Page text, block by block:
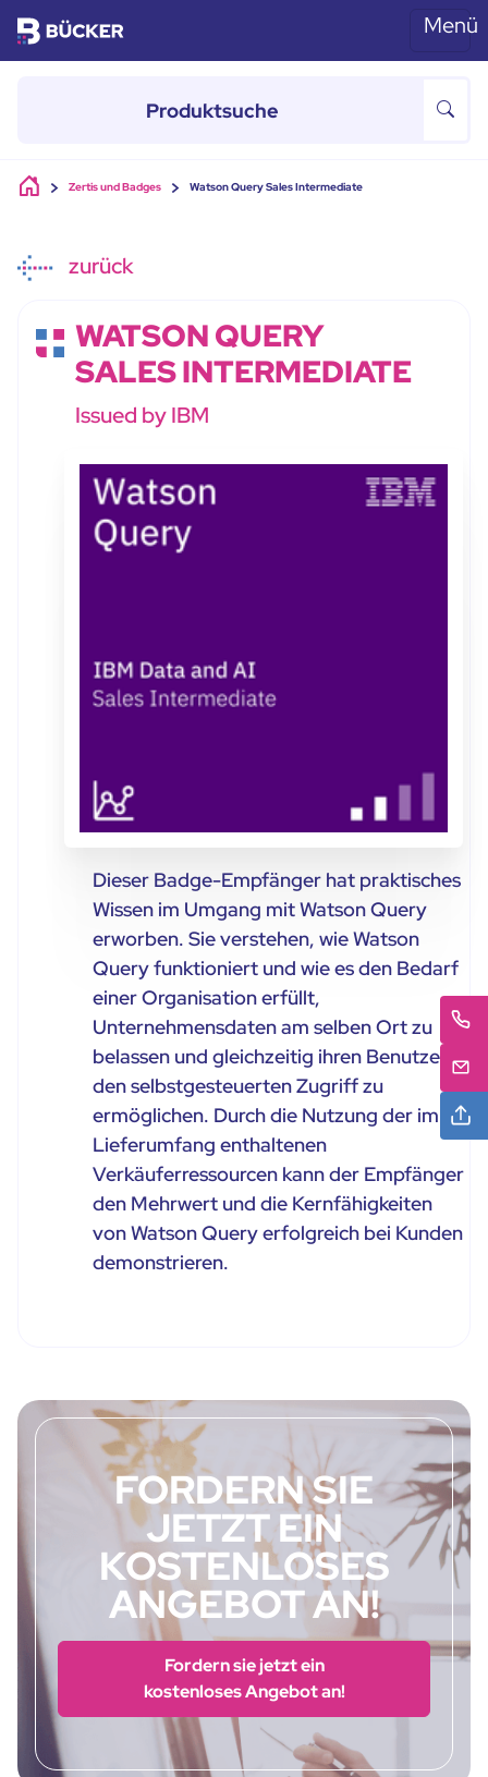
Skip to main content Menü
Zertis und Badges Watson Query Sales Intermediate
zurück
WATSON QUERY
SALES INTERMEDIATE
Issued by IBM
Dieser Badge-Empfänger hat praktisches
Wissen im Umgang mit Watson Query
erworben. Sie verstehen, wie Watson
Query funktioniert und wie es den Bedarf
einer Organisation erfüllt,
Unternehmensdaten am selben Ort zu
belassen und gleichzeitig ihren Benutzern
den selbstgesteuerten Zugriff zu
ermöglichen. Durch die Nutzung der im
Lieferumfang enthaltenen
Verkäuferressourcen kann der Empfänger
den Mehrwert und die Kernfähigkeiten
von Watson Query erfolgreich bei Kunden
demonstrieren.
FORDERN SIE
JETZT EIN
KOSTENLOSES
ANGEBOT AN!
Fordern sie jetzt ein
kostenloses Angebot an!